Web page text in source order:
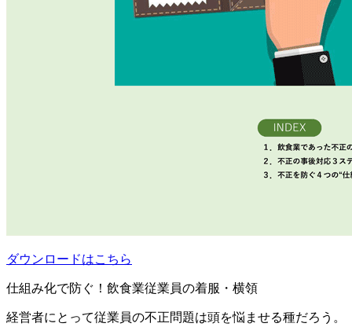
ダウンロードはこちら
仕組み化で防ぐ！飲食業従業員の着服・横領
経営者にとって従業員の不正問題は頭を悩ませる種だろう。